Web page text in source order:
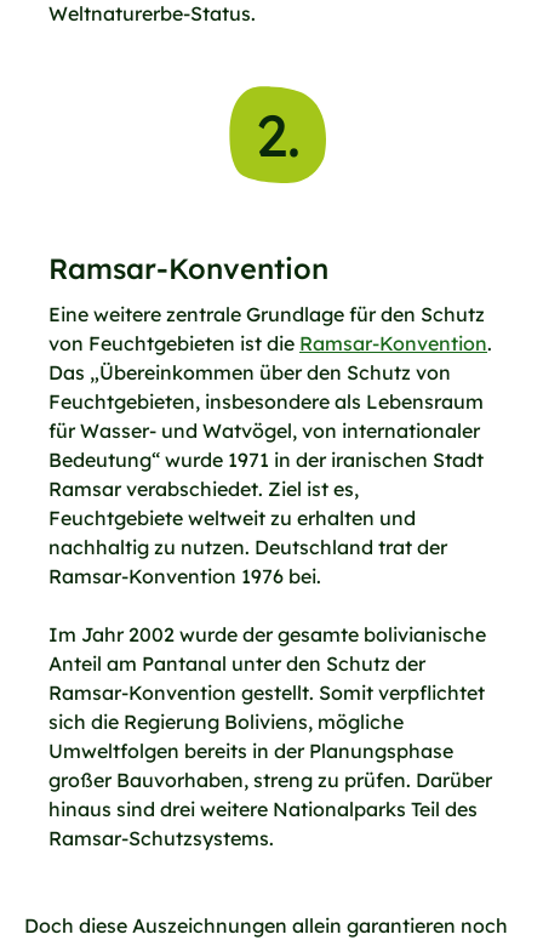
Weltnaturerbe-Status.
2.
Ramsar-Konvention
Eine weitere zentrale Grundlage für den Schutz
von Feuchtgebieten ist die Ramsar-Konvention.
Das „Übereinkommen über den Schutz von
Feuchtgebieten, insbesondere als Lebensraum
für Wasser- und Watvögel, von internationaler
Bedeutung“ wurde 1971 in der iranischen Stadt
Ramsar verabschiedet. Ziel ist es,
Feuchtgebiete weltweit zu erhalten und
nachhaltig zu nutzen. Deutschland trat der
Ramsar-Konvention 1976 bei.
Im Jahr 2002 wurde der gesamte bolivianische
Anteil am Pantanal unter den Schutz der
Ramsar-Konvention gestellt. Somit verpflichtet
sich die Regierung Boliviens, mögliche
Umweltfolgen bereits in der Planungsphase
großer Bauvorhaben, streng zu prüfen. Darüber
hinaus sind drei weitere Nationalparks Teil des
Ramsar-Schutzsystems.
Doch diese Auszeichnungen allein garantieren noch